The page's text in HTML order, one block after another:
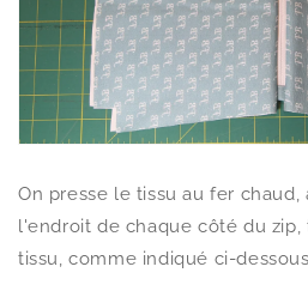
On presse le tissu au fer
l'endroit de chaque côté du zip,
tissu, comme indiqué ci-